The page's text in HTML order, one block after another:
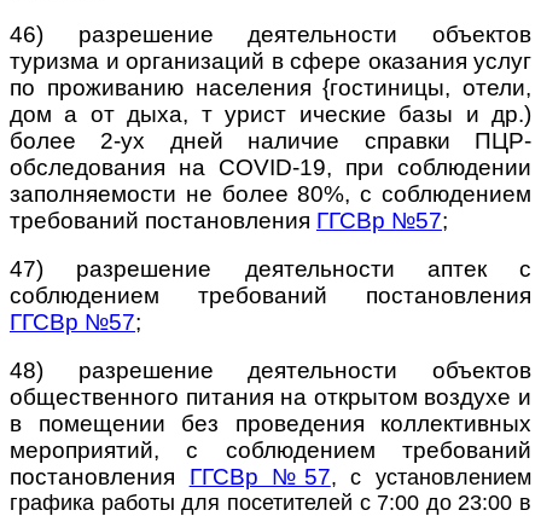
46) разрешение деятельности объектов
туризма и организаций в сфере оказания услуг
по проживанию населения {гостиницы, отели,
дом а от дыха, т урист ические базы и др.)
более 2-ух дней наличие справки ПЦР-
обследования на COVID-19, при соблюдении
заполняемости не более 80%, с соблюдением
требований постановления ГГСВр №57;
47) разрешение деятельности аптек с
соблюдением требований постановления
ГГСВр №57;
48) разрешение деятельности объектов
общественного питания на открытом воздухе и
в помещении без проведения коллективных
мероприятий, с соблюдением требований
постановления ГГСВр №57, с установлением
графика работы для посетителей с 7:00 до 23:00 в